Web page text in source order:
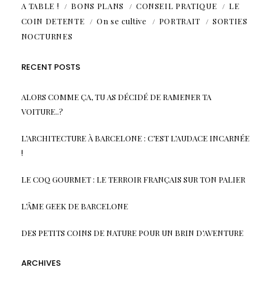
A TABLE ! BONS PLANS CONSEIL PRATIQUE
LE
COIN DETENTE
On se cultive PORTRAIT
SORTIES
NOCTURNES
RECENT POSTS
ALORS COMME ÇA, TU AS DÉCIDÉ DE RAMENER TA
VOITURE..?
L’ARCHITECTURE À BARCELONE : C’EST L’AUDACE INCARNÉE
!
LE COQ GOURMET : LE TERROIR FRANÇAIS SUR TON PALIER
L’ÂME GEEK DE BARCELONE
DES PETITS COINS DE NATURE POUR UN BRIN D’AVENTURE
ARCHIVES